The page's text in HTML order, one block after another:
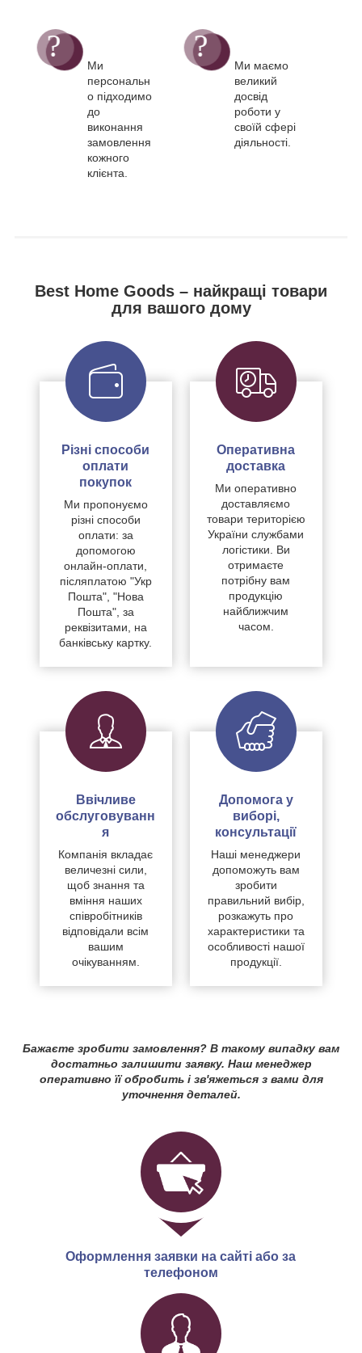
Ми
персональн
о підходимо
до
виконання
замовлення
кожного
клієнта.
Ми маємо
великий
досвід
роботи у
своїй сфері
діяльності.
Best Home Goods – найкращі товари
для вашого дому
Різні способи
оплати
покупок
Ми пропонуємо
різні способи
оплати: за
допомогою
онлайн-оплати,
післяплатою "Укр
Пошта", "Нова
Пошта", за
реквізитами, на
банківську картку.
Оперативна
доставка
Ми оперативно
доставляємо
товари територією
України службами
логістики. Ви
отримаєте
потрібну вам
продукцію
найближчим
часом.
Ввічливе
обслуговуванн
я
Компанія вкладає
величезні сили,
щоб знання та
вміння наших
співробітників
відповідали всім
вашим
очікуванням.
Допомога у
виборі,
консультації
Наші менеджери
допоможуть вам
зробити
правильний вибір,
розкажуть про
характеристики та
особливості нашої
продукції.
Бажаєте зробити замовлення? В такому випадку вам
достатньо залишити заявку. Наш менеджер
оперативно її обробить і зв'яжеться з вами для
уточнення деталей.
Оформлення заявки на сайті або за
телефоном